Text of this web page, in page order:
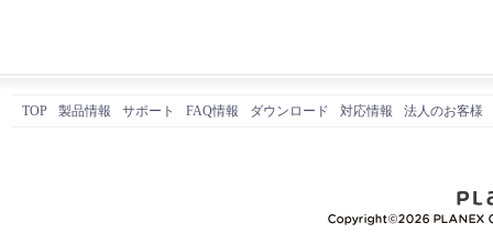
TOP 製品情報 サポート FAQ情報 ダウンロード 対応情報 法人のお客様